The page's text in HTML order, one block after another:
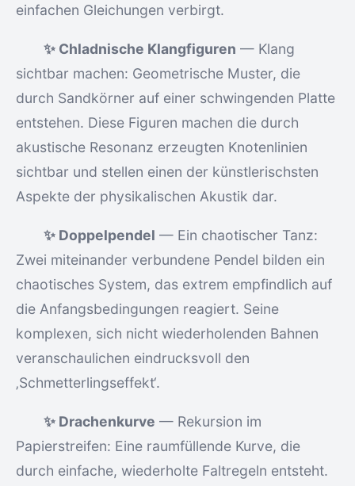
einfachen Gleichungen verbirgt.
✨ Chladnische Klangfiguren — Klang
sichtbar machen: Geometrische Muster, die
durch Sandkörner auf einer schwingenden Platte
entstehen. Diese Figuren machen die durch
akustische Resonanz erzeugten Knotenlinien
sichtbar und stellen einen der künstlerischsten
Aspekte der physikalischen Akustik dar.
✨ Doppelpendel — Ein chaotischer Tanz:
Zwei miteinander verbundene Pendel bilden ein
chaotisches System, das extrem empfindlich auf
die Anfangsbedingungen reagiert. Seine
komplexen, sich nicht wiederholenden Bahnen
veranschaulichen eindrucksvoll den
‚Schmetterlingseffekt‘.
✨ Drachenkurve — Rekursion im
Papierstreifen: Eine raumfüllende Kurve, die
durch einfache, wiederholte Faltregeln entsteht.